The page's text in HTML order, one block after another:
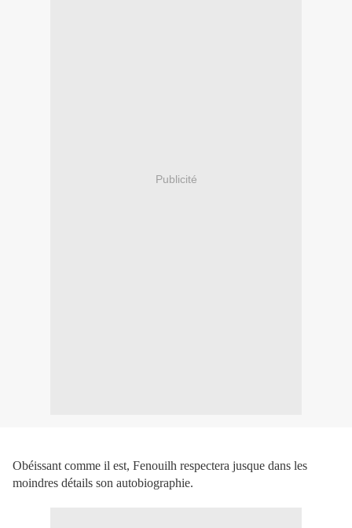
Publicité
Obéissant comme il est, Fenouilh respectera jusque dans les
moindres détails son autobiographie.